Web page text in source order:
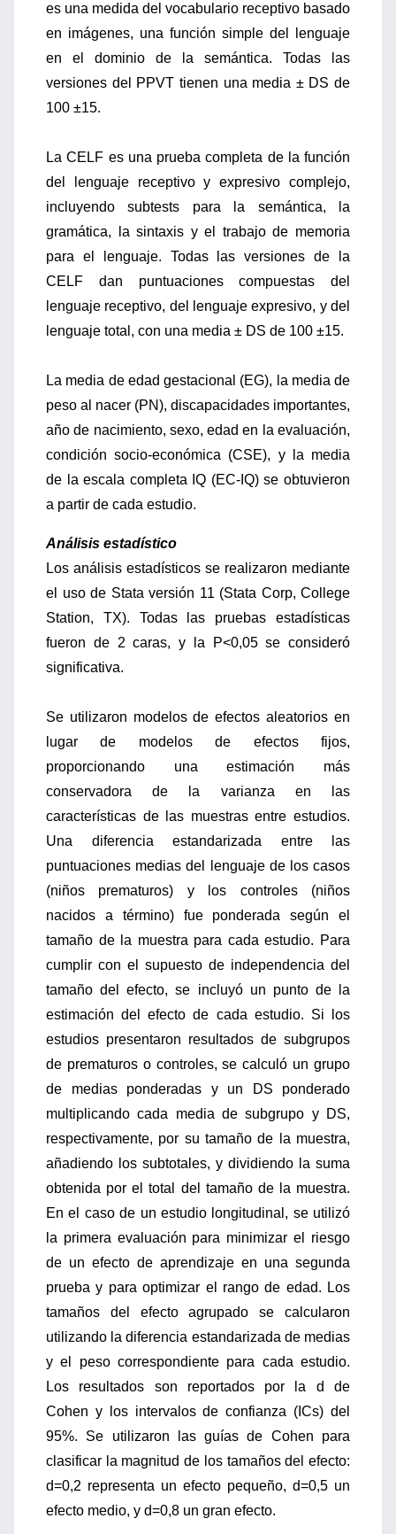
es una medida del vocabulario receptivo basado
en imágenes, una función simple del lenguaje
en el dominio de la semántica. Todas las
versiones del PPVT tienen una media ± DS de
100 ±15.
La CELF es una prueba completa de la función
del lenguaje receptivo y expresivo complejo,
incluyendo subtests para la semántica, la
gramática, la sintaxis y el trabajo de memoria
para el lenguaje. Todas las versiones de la
CELF dan puntuaciones compuestas del
lenguaje receptivo, del lenguaje expresivo, y del
lenguaje total, con una media ± DS de 100 ±15.
La media de edad gestacional (EG), la media de
peso al nacer (PN), discapacidades importantes,
año de nacimiento, sexo, edad en la evaluación,
condición socio-económica (CSE), y la media
de la escala completa IQ (EC-IQ) se obtuvieron
a partir de cada estudio.
Análisis estadístico
Los análisis estadísticos se realizaron mediante
el uso de Stata versión 11 (Stata Corp, College
Station, TX). Todas las pruebas estadísticas
fueron de 2 caras, y la P<0,05 se consideró
significativa.
Se utilizaron modelos de efectos aleatorios en
lugar de modelos de efectos fijos,
proporcionando una estimación más
conservadora de la varianza en las
características de las muestras entre estudios.
Una diferencia estandarizada entre las
puntuaciones medias del lenguaje de los casos
(niños prematuros) y los controles (niños
nacidos a término) fue ponderada según el
tamaño de la muestra para cada estudio. Para
cumplir con el supuesto de independencia del
tamaño del efecto, se incluyó un punto de la
estimación del efecto de cada estudio. Si los
estudios presentaron resultados de subgrupos
de prematuros o controles, se calculó un grupo
de medias ponderadas y un DS ponderado
multiplicando cada media de subgrupo y DS,
respectivamente, por su tamaño de la muestra,
añadiendo los subtotales, y dividiendo la suma
obtenida por el total del tamaño de la muestra.
En el caso de un estudio longitudinal, se utilizó
la primera evaluación para minimizar el riesgo
de un efecto de aprendizaje en una segunda
prueba y para optimizar el rango de edad. Los
tamaños del efecto agrupado se calcularon
utilizando la diferencia estandarizada de medias
y el peso correspondiente para cada estudio.
Los resultados son reportados por la d de
Cohen y los intervalos de confianza (ICs) del
95%. Se utilizaron las guías de Cohen para
clasificar la magnitud de los tamaños del efecto:
d=0,2 representa un efecto pequeño, d=0,5 un
efecto medio, y d=0,8 un gran efecto.